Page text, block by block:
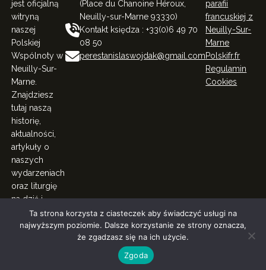
jest oficjalną
witryną
naszej
Polskiej
Wspólnoty w
Neuilly-Sur-
Marne.
Znajdziesz
tutaj naszą
historię,
aktualności,
artykuły o
naszych
wydarzeniach
oraz liturgię
na dziś i
więcej.
(Place du Chanoine Héroux,
Neuilly-sur-Marne 93330)
Kontakt księdza : +33(0)6 49 70
08 50
perestanislaswojdak@gmail.com
parafii
francuskiej z
Neuilly-Sur-
Marne
Polskifr.fr
Regulamin
Cookies
© Polacy Rodacy w Neuilly-Sur-Marne. All Right Reserved
2023.
Ta strona korzysta z ciasteczek aby świadczyć usługi na
najwyższym poziomie. Dalsze korzystanie ze strony oznacza,
że zgadzasz się na ich użycie.
Zgoda